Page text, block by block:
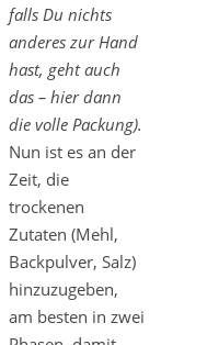
falls Du nichts
anderes zur Hand
hast, geht auch
das – hier dann
die volle Packung).
Nun ist es an der
Zeit, die
trockenen
Zutaten (Mehl,
Backpulver, Salz)
hinzuzugeben,
am besten in zwei